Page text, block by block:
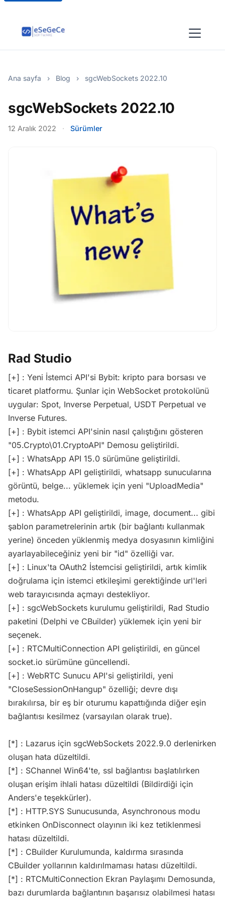
Ana sayfa › Blog › sgcWebSockets 2022.10
sgcWebSockets 2022.10
12 Aralık 2022 · Sürümler
Rad Studio
[+] : Yeni İstemci API'si Bybit: kripto para borsası ve
ticaret platformu. Şunlar için WebSocket protokolünü
uygular: Spot, Inverse Perpetual, USDT Perpetual ve
Inverse Futures.
[+] : Bybit istemci API'sinin nasıl çalıştığını gösteren
"05.Crypto\01.CryptoAPI" Demosu geliştirildi.
[+] : WhatsApp API 15.0 sürümüne geliştirildi.
[+] : WhatsApp API geliştirildi, whatsapp sunucularına
görüntü, belge... yüklemek için yeni "UploadMedia"
metodu.
[+] : WhatsApp API geliştirildi, image, document... gibi
şablon parametrelerinin artık (bir bağlantı kullanmak
yerine) önceden yüklenmiş medya dosyasının kimliğini
ayarlayabileceğiniz yeni bir "id" özelliği var.
[+] : Linux'ta OAuth2 İstemcisi geliştirildi, artık kimlik
doğrulama için istemci etkileşimi gerektiğinde url'leri
web tarayıcısında açmayı destekliyor.
[+] : sgcWebSockets kurulumu geliştirildi, Rad Studio
paketini (Delphi ve CBuilder) yüklemek için yeni bir
seçenek.
[+] : RTCMultiConnection API geliştirildi, en güncel
socket.io sürümüne güncellendi.
[+] : WebRTC Sunucu API'si geliştirildi, yeni
"CloseSessionOnHangup" özelliği; devre dışı
bırakılırsa, bir eş bir oturumu kapattığında diğer eşin
bağlantısı kesilmez (varsayılan olarak true).
[*] : Lazarus için sgcWebSockets 2022.9.0 derlenirken
oluşan hata düzeltildi.
[*] : SChannel Win64'te, ssl bağlantısı başlatılırken
oluşan erişim ihlali hatası düzeltildi (Bildirdiği için
Anders'e teşekkürler).
[*] : HTTP.SYS Sunucusunda, Asynchronous modu
etkinken OnDisconnect olayının iki kez tetiklenmesi
hatası düzeltildi.
[*] : CBuilder Kurulumunda, kaldırma sırasında
CBuilder yollarının kaldırılmaması hatası düzeltildi.
[*] : RTCMultiConnection Ekran Paylaşımı Demosunda,
bazı durumlarda bağlantının başarısız olabilmesi hatası